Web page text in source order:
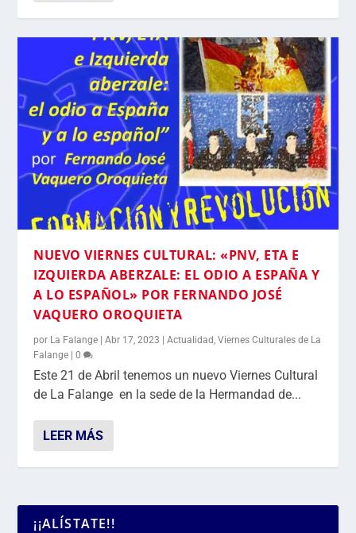
NUEVO VIERNES CULTURAL: «PNV, ETA E
IZQUIERDA ABERZALE: EL ODIO A ESPAÑA Y
A LO ESPAÑOL» POR FERNANDO JOSÉ
VAQUERO OROQUIETA
por La Falange |Abr 17, 2023 |Actualidad ,Viernes Culturales de La
Falange |0
Este 21 de Abril tenemos un nuevo Viernes Cultural
de La Falange en la sede de la Hermandad de...
LEER MÁS
¡¡ALÍSTATE!!